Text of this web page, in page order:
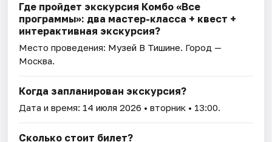
Где пройдет экскурсия Комбо «Все
программы»: два мастер-класса + квест +
интерактивная экскурсия?
Место проведения: Музей В Тишине. Город —
Москва.
Когда запланирован экскурсия?
Дата и время: 14 июля 2026 • вторник • 13:00.
Сколько стоит билет?